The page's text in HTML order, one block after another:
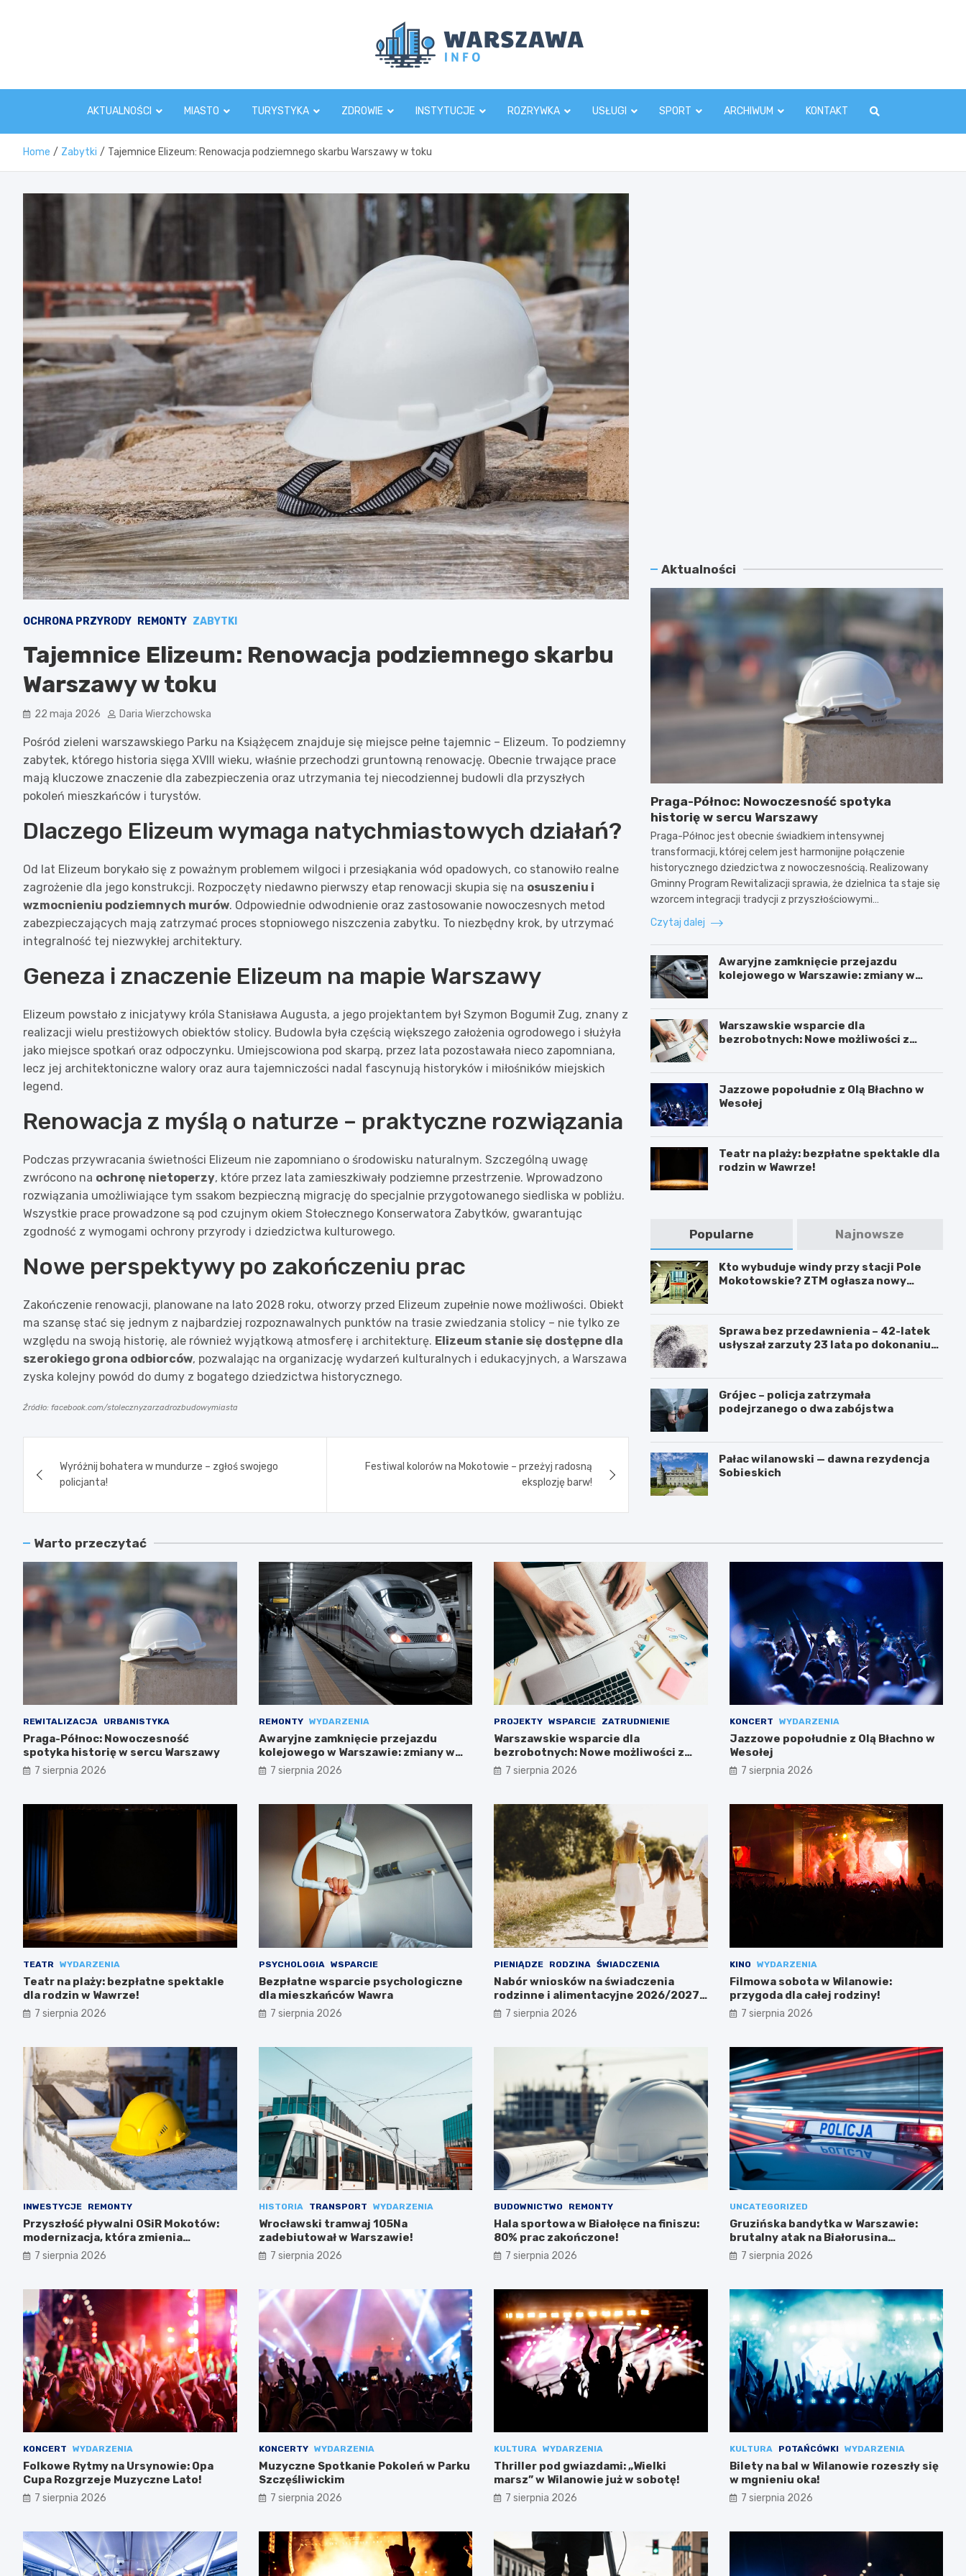
AKTUALNOŚCI MIASTO TURYSTYKA ZDROWIE INSTYTUCJE ROZRYWKA USŁUGI SPORT ARCHIWUM KONTAKT
Home Zabytki Tajemnice Elizeum: Renowacja podziemnego skarbu Warszawy w toku
OCHRONA PRZYRODY REMONTY ZABYTKI
Tajemnice Elizeum: Renowacja podziemnego skarbu
Warszawy w toku
22 maja 2026 Daria Wierzchowska
Pośród zieleni warszawskiego Parku na Książęcem znajduje się miejsce pełne tajemnic – Elizeum. To podziemny
zabytek, którego historia sięga XVIII wieku, właśnie przechodzi gruntowną renowację. Obecnie trwające prace
mają kluczowe znaczenie dla zabezpieczenia oraz utrzymania tej niecodziennej budowli dla przyszłych
pokoleń mieszkańców i turystów.
Dlaczego Elizeum wymaga natychmiastowych działań?
Od lat Elizeum borykało się z poważnym problemem wilgoci i przesiąkania wód opadowych, co stanowiło realne
zagrożenie dla jego konstrukcji. Rozpoczęty niedawno pierwszy etap renowacji skupia się na osuszeniu i
wzmocnieniu podziemnych murów. Odpowiednie odwodnienie oraz zastosowanie nowoczesnych metod
zabezpieczających mają zatrzymać proces stopniowego niszczenia zabytku. To niezbędny krok, by utrzymać
integralność tej niezwykłej architektury.
Geneza i znaczenie Elizeum na mapie Warszawy
Elizeum powstało z inicjatywy króla Stanisława Augusta, a jego projektantem był Szymon Bogumił Zug, znany z
realizacji wielu prestiżowych obiektów stolicy. Budowla była częścią większego założenia ogrodowego i służyła
jako miejsce spotkań oraz odpoczynku. Umiejscowiona pod skarpą, przez lata pozostawała nieco zapomniana,
lecz jej architektoniczne walory oraz aura tajemniczości nadal fascynują historyków i miłośników miejskich
legend.
Renowacja z myślą o naturze – praktyczne rozwiązania
Podczas przywracania świetności Elizeum nie zapomniano o środowisku naturalnym. Szczególną uwagę
zwrócono na ochronę nietoperzy, które przez lata zamieszkiwały podziemne przestrzenie. Wprowadzono
rozwiązania umożliwiające tym ssakom bezpieczną migrację do specjalnie przygotowanego siedliska w pobliżu.
Wszystkie prace prowadzone są pod czujnym okiem Stołecznego Konserwatora Zabytków, gwarantując
zgodność z wymogami ochrony przyrody i dziedzictwa kulturowego.
Nowe perspektywy po zakończeniu prac
Zakończenie renowacji, planowane na lato 2028 roku, otworzy przed Elizeum zupełnie nowe możliwości. Obiekt
ma szansę stać się jednym z najbardziej rozpoznawalnych punktów na trasie zwiedzania stolicy – nie tylko ze
względu na swoją historię, ale również wyjątkową atmosferę i architekturę. Elizeum stanie się dostępne dla
szerokiego grona odbiorców, pozwalając na organizację wydarzeń kulturalnych i edukacyjnych, a Warszawa
zyska kolejny powód do dumy z bogatego dziedzictwa historycznego.
Źródło: facebook.com/stolecznyzarzadrozbudowymiasta
wpisu
Wyróżnij bohatera w mundurze – zgłoś swojego
policjanta!
Festiwal kolorów na Mokotowie – przeżyj radosną
eksplozję barw!
Aktualności
Praga-Północ: Nowoczesność spotyka
historię w sercu Warszawy
Praga-Północ jest obecnie świadkiem intensywnej
transformacji, której celem jest harmonijne połączenie
historycznego dziedzictwa z nowoczesnością. Realizowany
Gminny Program Rewitalizacji sprawia, że dzielnica ta staje się
wzorcem integracji tradycji z przyszłościowymi…
Czytaj dalej
Awaryjne zamknięcie przejazdu
kolejowego w Warszawie: zmiany w
Warszawskie wsparcie dla
bezrobotnych: Nowe możliwości z
Jazzowe popołudnie z Olą Błachno w
Wesołej
Teatr na plaży: bezpłatne spektakle dla
rodzin w Wawrze!
Popularne Najnowsze
Kto wybuduje windy przy stacji Pole
Mokotowskie? ZTM ogłasza nowy
Sprawa bez przedawnienia – 42-latek
usłyszał zarzuty 23 lata po dokonaniu
Grójec – policja zatrzymała
podejrzanego o dwa zabójstwa
Pałac wilanowski — dawna rezydencja
Sobieskich
Warto przeczytać
REWITALIZACJA URBANISTYKA
Praga-Północ: Nowoczesność
spotyka historię w sercu Warszawy
7 sierpnia 2026
REMONTY WYDARZENIA
Awaryjne zamknięcie przejazdu
kolejowego w Warszawie: zmiany w
trasach mieszkańców
7 sierpnia 2026
PROJEKTY WSPARCIE ZATRUDNIENIE
Warszawskie wsparcie dla
bezrobotnych: Nowe możliwości z
projektem FEM III
7 sierpnia 2026
KONCERT WYDARZENIA
Jazzowe popołudnie z Olą Błachno w
Wesołej
7 sierpnia 2026
TEATR WYDARZENIA
Teatr na plaży: bezpłatne spektakle
dla rodzin w Wawrze!
7 sierpnia 2026
PSYCHOLOGIA WSPARCIE
Bezpłatne wsparcie psychologiczne
dla mieszkańców Wawra
7 sierpnia 2026
PIENIĄDZE RODZINA ŚWIADCZENIA
Nabór wniosków na świadczenia
rodzinne i alimentacyjne 2026/2027
już w lipcu!
7 sierpnia 2026
KINO WYDARZENIA
Filmowa sobota w Wilanowie:
przygoda dla całej rodziny!
7 sierpnia 2026
INWESTYCJE REMONTY
Przyszłość pływalni OSiR Mokotów:
modernizacja, która zmienia
wszystko
7 sierpnia 2026
HISTORIA TRANSPORT WYDARZENIA
Wrocławski tramwaj 105Na
zadebiutował w Warszawie!
7 sierpnia 2026
BUDOWNICTWO REMONTY
Hala sportowa w Białołęce na finiszu:
80% prac zakończone!
7 sierpnia 2026
UNCATEGORIZED
Gruzińska bandytka w Warszawie:
brutalny atak na Białorusina
zakończony aresztowaniem
7 sierpnia 2026
KONCERT WYDARZENIA
Folkowe Rytmy na Ursynowie: Opa
Cupa Rozgrzeje Muzyczne Lato!
7 sierpnia 2026
KONCERTY WYDARZENIA
Muzyczne Spotkanie Pokoleń w Parku
Szczęśliwickim
7 sierpnia 2026
KULTURA WYDARZENIA
Thriller pod gwiazdami: „Wielki
marsz” w Wilanowie już w sobotę!
7 sierpnia 2026
KULTURA POTAŃCÓWKI WYDARZENIA
Bilety na bal w Wilanowie rozeszły się
w mgnieniu oka!
7 sierpnia 2026